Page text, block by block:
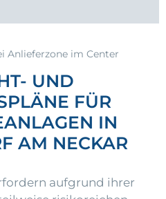
UND
FÜR
IN
AM NECKAR
aufgrund ihrer